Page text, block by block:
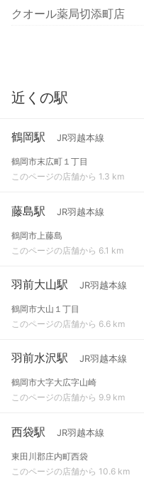
クオール薬局切添町店
近くの駅
鶴岡駅 JR羽越本線
鶴岡市末広町１丁目
このページの店舗から 1.3 km
藤島駅 JR羽越本線
鶴岡市上藤島
このページの店舗から 6.1 km
羽前大山駅 JR羽越本線
鶴岡市大山１丁目
このページの店舗から 6.6 km
羽前水沢駅 JR羽越本線
鶴岡市大字大広字山崎
このページの店舗から 9.9 km
西袋駅 JR羽越本線
東田川郡庄内町西袋
このページの店舗から 10.6 km